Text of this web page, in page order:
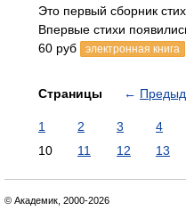
Это первый сборник
Впервые стихи
60 руб
электронная книга
Страницы ←
1 2 3 4
10
11 12 13
© Академик, 2000-2026